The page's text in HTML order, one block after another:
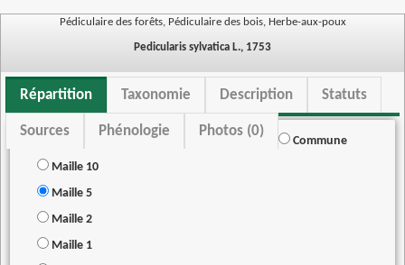
Pédiculaire des forêts, Pédiculaire des bois, Herbe-aux-poux
Pedicularis sylvatica L., 1753
Répartition Taxonomie Description Statuts
Sources Phénologie Photos (0)
Commune
Maille 10
Maille 5
Maille 2
Maille 1